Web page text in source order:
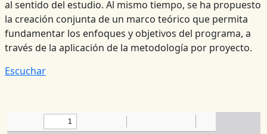
al sentido del estudio. Al mismo tiempo, se ha propuesto
la creación conjunta de un marco teórico que permita
fundamentar los enfoques y objetivos del programa, a
través de la aplicación de la metodología por proyecto.
Escuchar